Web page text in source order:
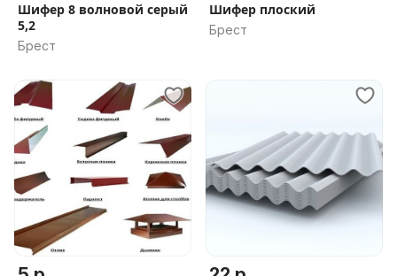
Шифер 8 волновой серый
5,2
Брест
Шифер плоский
Брест